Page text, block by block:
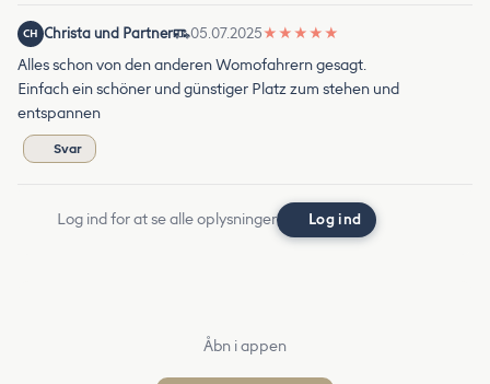
CH Christa und Partner 05.07.2025★ ★ ★ ★ ★
Alles schon von den anderen Womofahrern gesagt.
Einfach ein schöner und günstiger Platz zum stehen und
entspannen
Svar
Log ind for at se alle oplysninger Log ind
Åbn i appen